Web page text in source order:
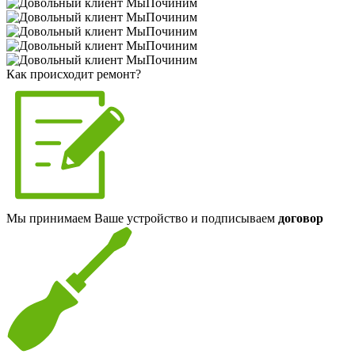
Как происходит ремонт?
Мы принимаем Ваше устройство и подписываем договор